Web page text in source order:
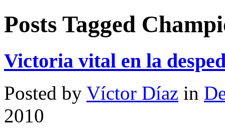
Posts Tagged
Victoria vital en la
Posted by Víctor Díaz in
2010